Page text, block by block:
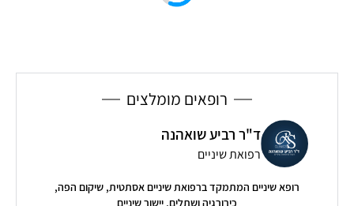
רופאים מומלצים
ד"ר רביע שואהנה
רפואת שיניים
רופא שיניים המתמקד ברפואת שיניים אסתטית, שיקום הפה,
כירורגיה ושתלים, יישור שיניים